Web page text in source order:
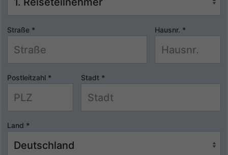
Straße * Hausnr. *
Postleitzahl * Stadt *
Land *